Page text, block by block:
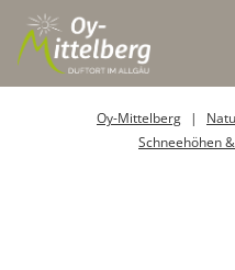
Oy-Mittelberg
Schneehöhen